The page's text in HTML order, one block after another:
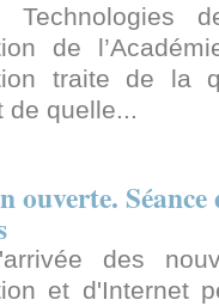
Technologies
de
traite de la
de quelle...
Séance
des
et d'Internet